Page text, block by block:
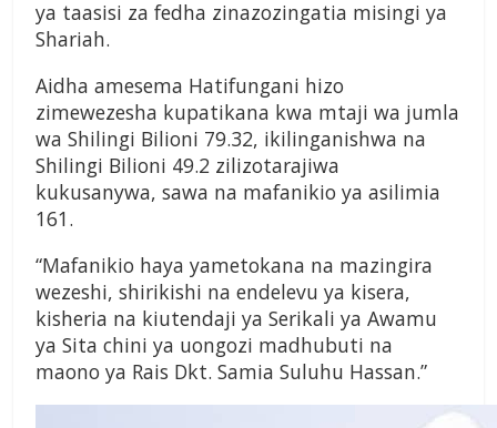
ya taasisi za fedha zinazozingatia misingi ya
Shariah.
Aidha amesema Hatifungani hizo
zimewezesha kupatikana kwa mtaji wa jumla
wa Shilingi Bilioni 79.32, ikilinganishwa na
Shilingi Bilioni 49.2 zilizotarajiwa
kukusanywa, sawa na mafanikio ya asilimia
161.
“Mafanikio haya yametokana na mazingira
wezeshi, shirikishi na endelevu ya kisera,
kisheria na kiutendaji ya Serikali ya Awamu
ya Sita chini ya uongozi madhubuti na
maono ya Rais Dkt. Samia Suluhu Hassan.”